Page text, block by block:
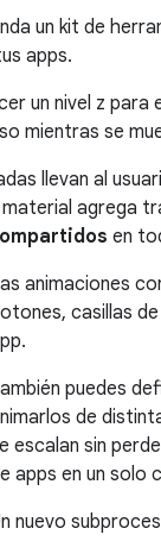
un kit de
apps.
un nivel z para
mientras se
llevan al
agrega
en
animaciones
casillas
puedes
de
escalan sin
apps en un solo
nuevo